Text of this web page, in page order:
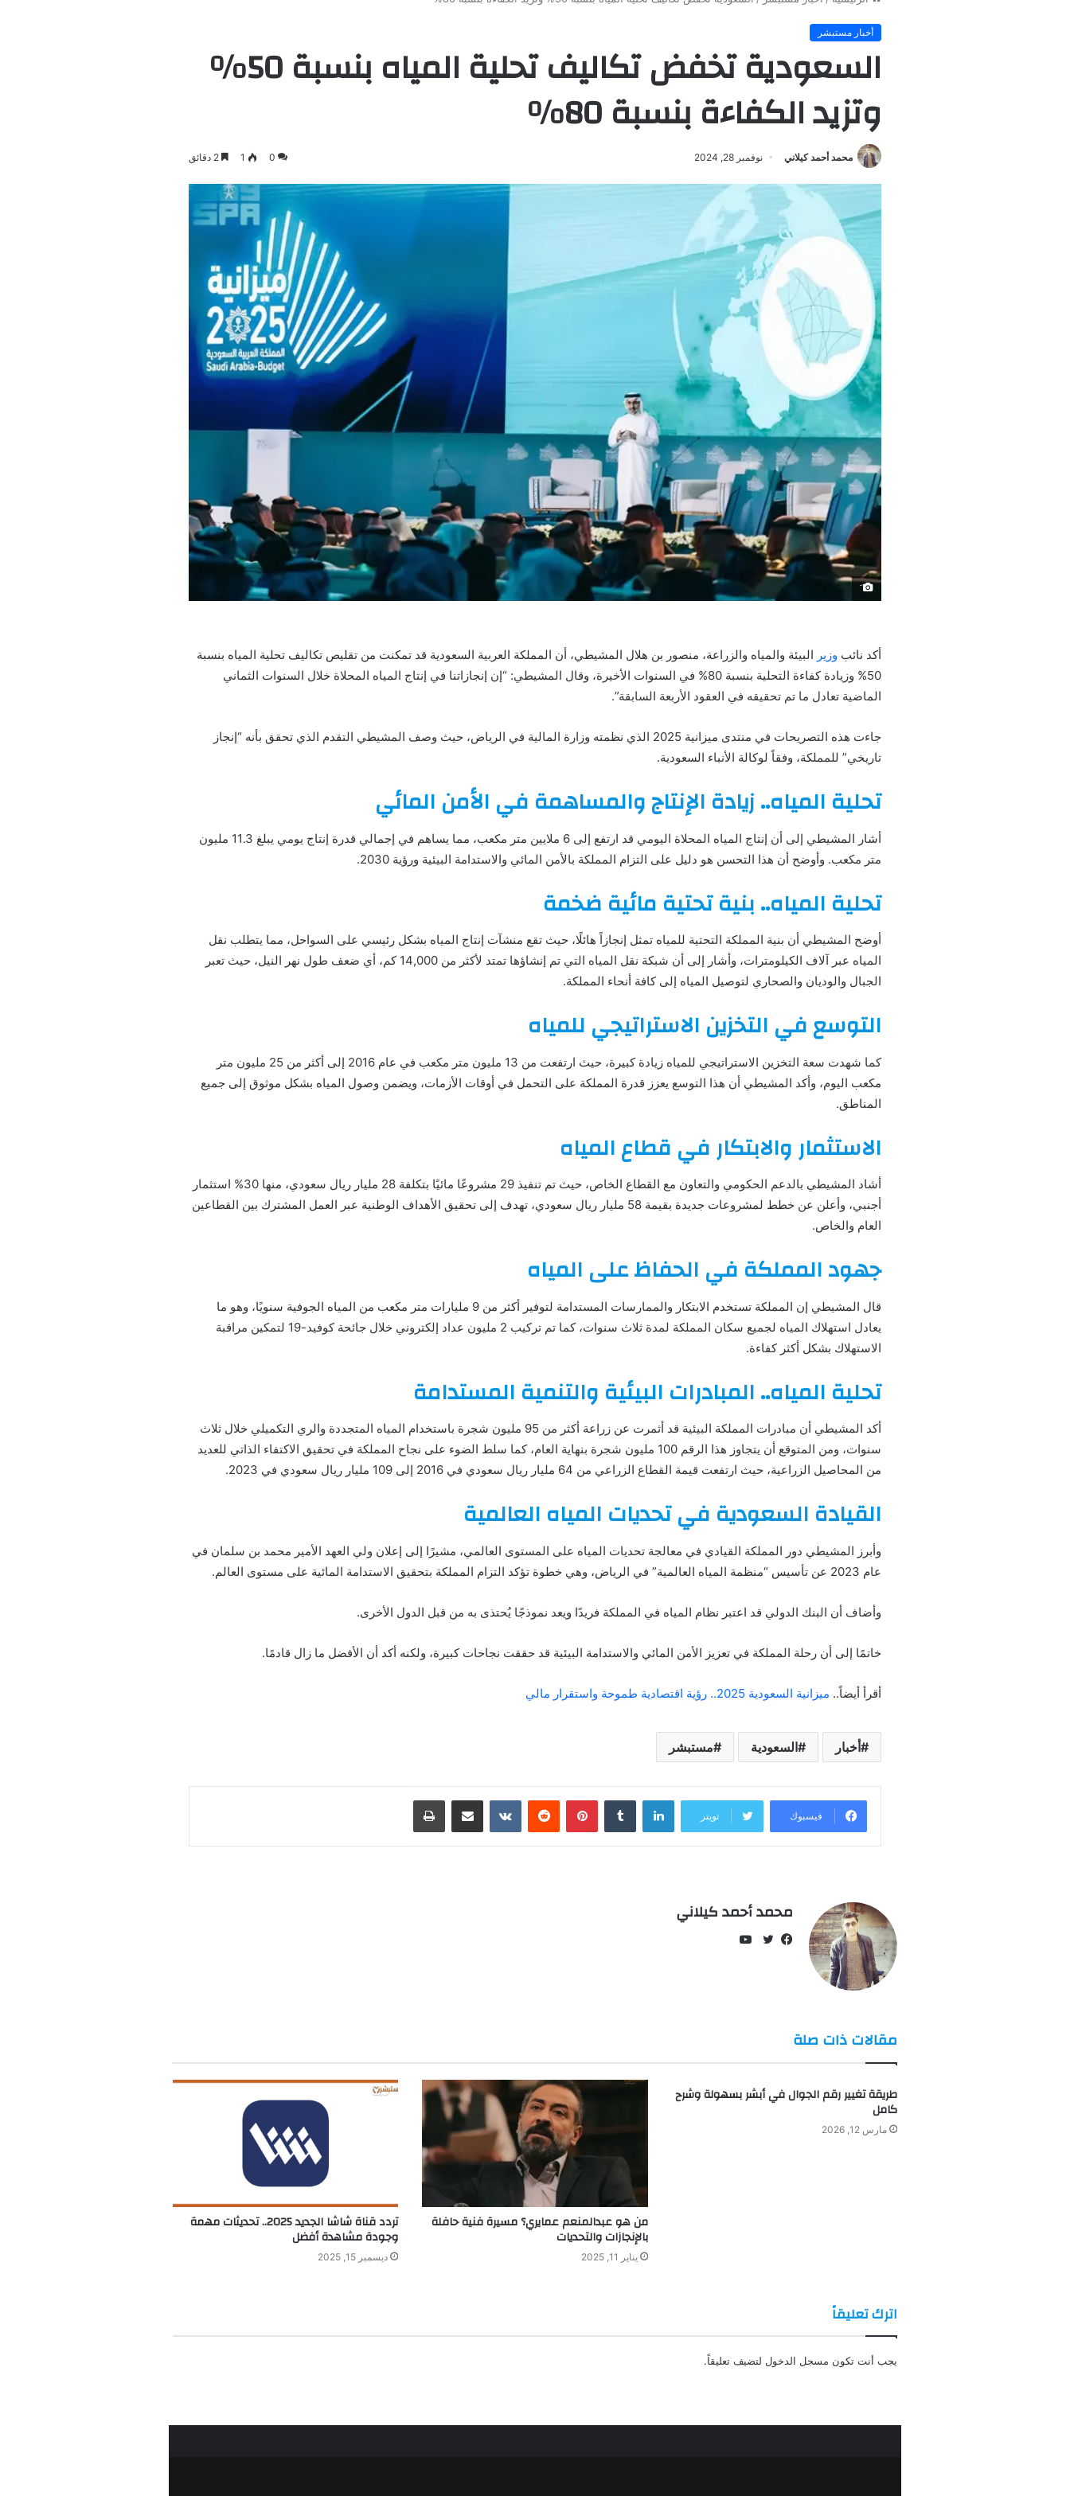
أخبار مستبشر
السعودية تخفض تكاليف تحلية المياه بنسبة 50%
وتزيد الكفاءة بنسبة 80%
محمد أحمد كيلاني نوفمبر 28, 2024 0
1
َ
أكد نائب وزير البيئة والمياه والزراعة، منصور بن هلال المشيطي، أن المملكة العربية السعودية قد تمكنت من تقليص تكاليف تحلية المياه بنسبة
50% وزيادة كفاءة التحلية بنسبة 80% في السنوات الأخيرة، وقال المشيطي: “إن إنجازاتنا في إنتاج المياه المحلاة خلال السنوات الثماني
الماضية تعادل ما تم تحقيقه في العقود الأربعة السابقة”.
جاءت هذه التصريحات في منتدى ميزانية 2025 الذي نظمته وزارة المالية في الرياض، حيث وصف المشيطي التقدم الذي تحقق بأنه “إنجاز
تاريخي” للمملكة، وفقاً لوكالة الأنباء السعودية.
تحلية المياه.. زيادة الإنتاج والمساهمة في الأمن المائي
أشار المشيطي إلى أن إنتاج المياه المحلاة اليومي قد ارتفع إلى 6 ملايين متر مكعب، مما يساهم في إجمالي قدرة إنتاج يومي يبلغ 11.3 مليون
متر مكعب. وأوضح أن هذا التحسن هو دليل على التزام المملكة بالأمن المائي والاستدامة البيئية ورؤية 2030.
تحلية المياه.. بنية تحتية مائية ضخمة
أوضح المشيطي أن بنية المملكة التحتية للمياه تمثل إنجازاً هائلًا، حيث تقع منشآت إنتاج المياه بشكل رئيسي على السواحل، مما يتطلب نقل
المياه عبر آلاف الكيلومترات، وأشار إلى أن شبكة نقل المياه التي تم إنشاؤها تمتد لأكثر من 14,000 كم، أي ضعف طول نهر النيل، حيث تعبر
الجبال والوديان والصحاري لتوصيل المياه إلى كافة أنحاء المملكة.
التوسع في التخزين الاستراتيجي للمياه
كما شهدت سعة التخزين الاستراتيجي للمياه زيادة كبيرة، حيث ارتفعت من 13 مليون متر مكعب في عام 2016 إلى أكثر من 25 مليون متر
مكعب اليوم، وأكد المشيطي أن هذا التوسع يعزز قدرة المملكة على التحمل في أوقات الأزمات، ويضمن وصول المياه بشكل موثوق إلى جميع
المناطق.
الاستثمار والابتكار في قطاع المياه
أشاد المشيطي بالدعم الحكومي والتعاون مع القطاع الخاص، حيث تم تنفيذ 29 مشروعًا مائيًا بتكلفة 28 مليار ريال سعودي، منها 30% استثمار
أجنبي، وأعلن عن خطط لمشروعات جديدة بقيمة 58 مليار ريال سعودي، تهدف إلى تحقيق الأهداف الوطنية عبر العمل المشترك بين القطاعين
العام والخاص.
جهود المملكة في الحفاظ على المياه
قال المشيطي إن المملكة تستخدم الابتكار والممارسات المستدامة لتوفير أكثر من 9 مليارات متر مكعب من المياه الجوفية سنويًا، وهو ما
يعادل استهلاك المياه لجميع سكان المملكة لمدة ثلاث سنوات، كما تم تركيب 2 مليون عداد إلكتروني خلال جائحة كوفيد-19 لتمكين مراقبة
الاستهلاك بشكل أكثر كفاءة.
تحلية المياه.. المبادرات البيئية والتنمية المستدامة
أكد المشيطي أن مبادرات المملكة البيئية قد أثمرت عن زراعة أكثر من 95 مليون شجرة باستخدام المياه المتجددة والري التكميلي خلال ثلاث
سنوات، ومن المتوقع أن يتجاوز هذا الرقم 100 مليون شجرة بنهاية العام، كما سلط الضوء على نجاح المملكة في تحقيق الاكتفاء الذاتي للعديد
من المحاصيل الزراعية، حيث ارتفعت قيمة القطاع الزراعي من 64 مليار ريال سعودي في 2016 إلى 109 مليار ريال سعودي في 2023.
القيادة السعودية في تحديات المياه العالمية
وأبرز المشيطي دور المملكة القيادي في معالجة تحديات المياه على المستوى العالمي، مشيرًا إلى إعلان ولي العهد الأمير محمد بن سلمان في
عام 2023 عن تأسيس “منظمة المياه العالمية” في الرياض، وهي خطوة تؤكد التزام المملكة بتحقيق الاستدامة المائية على مستوى العالم.
وأضاف أن البنك الدولي قد اعتبر نظام المياه في المملكة فريدًا ويعد نموذجًا يُحتذى به من قبل الدول الأخرى.
خاتمًا إلى أن رحلة المملكة في تعزيز الأمن المائي والاستدامة البيئية قد حققت نجاحات كبيرة، ولكنه أكد أن الأفضل ما زال قادمًا.
أقرأ أيضاً.. ميزانية السعودية 2025.. رؤية اقتصادية طموحة واستقرار مالي
أخبار السعودية مستبشر
فيسبوك تويتر
لينكدإن بينتيريست مشاركة عبر البريد طباعة
محمد أحمد كيلاني
مقالات ذات صلة
طريقة تغيير رقم الجوال في أبشر بسهولة وشرح
كامل
مارس 12, 2026
من هو عبدالمنعم عمايري؟ مسيرة فنية حافلة
بالإنجازات والتحديات
يناير 11, 2025
تردد قناة شاشا الجديد 2025.. تحديثات مهمة
وجودة مشاهدة أفضل
ديسمبر 15, 2025
اترك تعليقاً
يجب أنت تكون مسجل الدخول لتضيف تعليقاً.